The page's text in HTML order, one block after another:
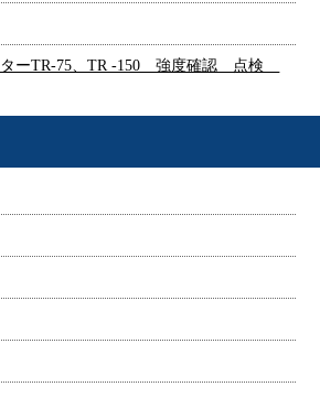
ーTR-75、TR -150 強度確認 点検